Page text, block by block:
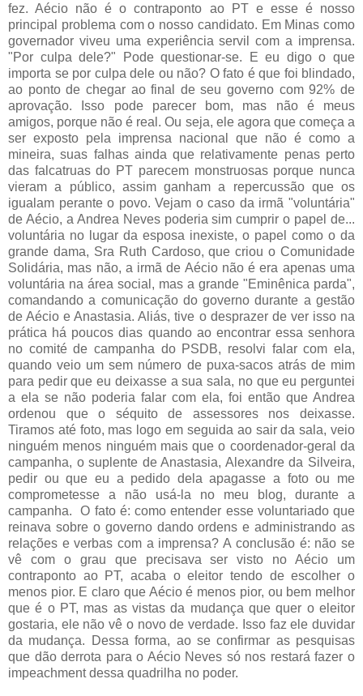
fez. Aécio não é o contraponto ao PT e esse é nosso
principal problema com o nosso candidato. Em Minas como
governador viveu uma experiência servil com a imprensa.
"Por culpa dele?" Pode questionar-se. E eu digo o que
importa se por culpa dele ou não? O fato é que foi blindado,
ao ponto de chegar ao final de seu governo com 92% de
aprovação. Isso pode parecer bom, mas não é meus
amigos, porque não é real. Ou seja, ele agora que começa a
ser exposto pela imprensa nacional que não é como a
mineira, suas falhas ainda que relativamente penas perto
das falcatruas do PT parecem monstruosas porque nunca
vieram a público, assim ganham a repercussão que os
igualam perante o povo. Vejam o caso da irmã "voluntária"
de Aécio, a Andrea Neves poderia sim cumprir o papel de...
voluntária no lugar da esposa inexiste, o papel como o da
grande dama, Sra Ruth Cardoso , que criou o Comunidade
Solidária, mas não, a irmã de Aécio não é era apenas uma
voluntária na área social, mas a grande "Eminênica parda",
comandando a comunicação do governo durante a gestão
de Aécio e Anastasia. Aliás, tive o desprazer de ver isso na
prática há poucos dias quando ao encontrar essa senhora
no comité de campanha do PSDB, resolvi falar com ela,
quando veio um sem número de puxa-sacos atrás de mim
para pedir que eu deixasse a sua sala, no que eu perguntei
a ela se não poderia falar com ela, foi então que Andrea
ordenou que o séquito de assessores nos deixasse.
Tiramos até foto, mas logo em seguida ao sair da sala, veio
ninguém menos ninguém mais que o coordenador-geral da
campanha, o suplente de Anastasia, Alexandre da Silveira,
pedir ou que eu a pedido dela apagasse a foto ou me
comprometesse a não usá-la no meu blog, durante a
campanha. O fato é: como entender esse voluntariado que
reinava sobre o governo dando ordens e administrando as
relações e verbas com a imprensa? A conclusão é: não se
vê com o grau que precisava ser visto no Aécio um
contraponto ao PT, acaba o eleitor tendo de escolher o
menos pior. E claro que Aécio é menos pior, ou bem melhor
que é o PT, mas as vistas da mudança que quer o eleitor
gostaria, ele não vê o novo de verdade. Isso faz ele duvidar
da mudança. Dessa forma, ao se confirmar as pesquisas
que dão derrota para o Aécio Neves só nos restará fazer o
impeachment dessa quadrilha no poder.